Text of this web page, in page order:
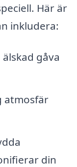
Här är
inkludera:
älskad gåva
atmosfär
din